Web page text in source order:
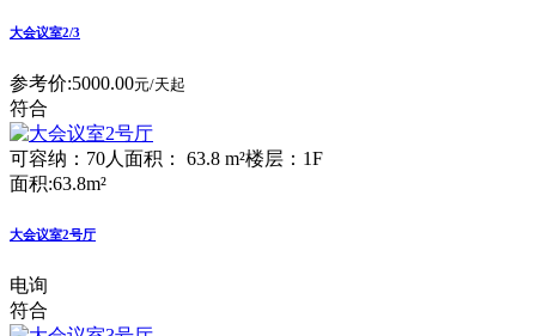
大会议室2/3
参考价:5000.00元/天起
符合
可容纳：70人 面积： 63.8 m²楼层：1F
面积:63.8m²
大会议室2号厅
电询
符合